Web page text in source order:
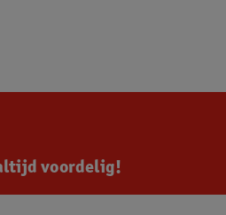
voordelig!